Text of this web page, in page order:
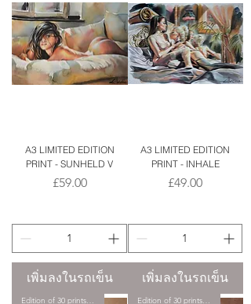
A3 LIMITED EDITION
PRINT - SUNHELD V
ราคา
£59.00
เพิ่มลงในรถเข็น
A3 LIMITED EDITION
PRINT - INHALE
ราคา
£49.00
เพิ่มลงในรถเข็น
Edition of 30 prints only. Edition of 30 prints only.